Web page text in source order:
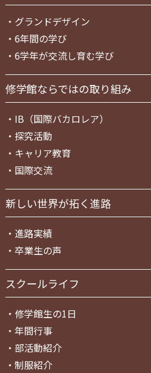
・ グランドデザイン
・ 6年間の学び
・ 6学年が交流し育む学び
修学館ならではの取り組み
・ IB（国際バカロレア）
・ 探究活動
・ キャリア教育
・ 国際交流
新しい世界が拓く進路
・ 進路実績
・ 卒業生の声
スクールライフ
・ 修学館生の1日
・ 年間行事
・ 部活動紹介
・ 制服紹介